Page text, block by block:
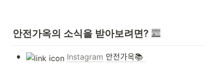
안전가옥의 소식을 받아보려면?
• Instagram 안전가옥📚